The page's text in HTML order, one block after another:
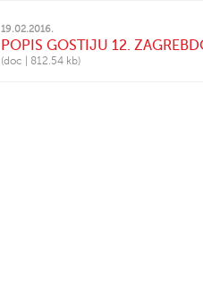
19.02.2016.
POPIS GOSTIJU 12.
(doc 812.54 kb)